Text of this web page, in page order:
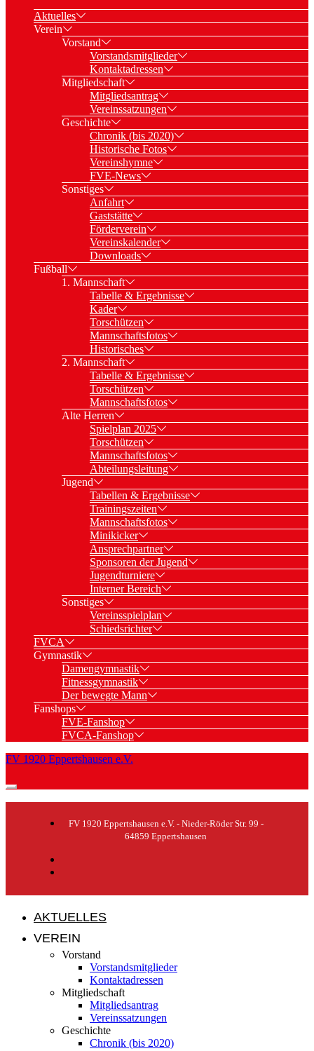
Aktuelles
Verein
Vorstand
Vorstandsmitglieder
Kontaktadressen
Mitgliedschaft
Mitgliedsantrag
Vereinssatzungen
Geschichte
Chronik (bis 2020)
Historische Fotos
Vereinshymne
FVE-News
Sonstiges
Anfahrt
Gaststätte
Förderverein
Vereinskalender
Downloads
Fußball
1. Mannschaft
Tabelle & Ergebnisse
Kader
Torschützen
Mannschaftsfotos
Historisches
2. Mannschaft
Tabelle & Ergebnisse
Torschützen
Mannschaftsfotos
Alte Herren
Spielplan 2025
Torschützen
Mannschaftsfotos
Abteilungsleitung
Jugend
Tabellen & Ergebnisse
Trainingszeiten
Mannschaftsfotos
Minikicker
Ansprechpartner
Sponsoren der Jugend
Jugendturniere
Interner Bereich
Sonstiges
Vereinsspielplan
Schiedsrichter
FVCA
Gymnastik
Damengymnastik
Fitnessgymnastik
Der bewegte Mann
Fanshops
FVE-Fanshop
FVCA-Fanshop
FV 1920 Eppertshausen e.V.
FV 1920 Eppertshausen e.V. - Nieder-Röder Str. 99 -
64859 Eppertshausen
AKTUELLES
VEREIN
Vorstand
Vorstandsmitglieder
Kontaktadressen
Mitgliedschaft
Mitgliedsantrag
Vereinssatzungen
Geschichte
Chronik (bis 2020)